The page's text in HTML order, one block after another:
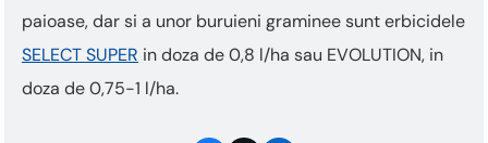
paioase, dar si a unor buruieni graminee sunt erbicidele
SELECT SUPER in doza de 0,8 l/ha sau EVOLUTION, in
doza de 0,75-1 l/ha.